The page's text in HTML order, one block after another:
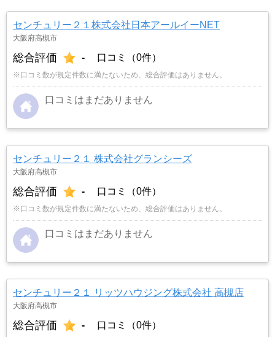
センチュリー２１株式会社日本アールイーNET
大阪府高槻市
総合評価 - 口コミ（0件）
※口コミ数が規定件数に満たないため、総合評価はありません。
口コミはまだありません
センチュリー２１ 株式会社グランシーズ
大阪府高槻市
総合評価 - 口コミ（0件）
※口コミ数が規定件数に満たないため、総合評価はありません。
口コミはまだありません
センチュリー２１ リッツハウジング株式会社 高槻店
大阪府高槻市
総合評価 - 口コミ（0件）